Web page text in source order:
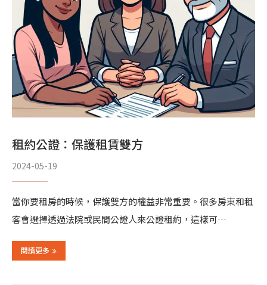
租約公證：保護租賃雙方
2024-05-19
當你要租房的時候，保護雙方的權益非常重要。很多房東和租
客會選擇透過法院或民間公證人來公證租約，這樣可…
閱讀更多